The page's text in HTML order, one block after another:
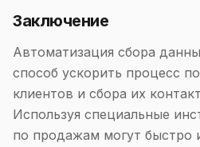
Заключение
Автоматизация сбора
способ ускорить процесс
клиентов и сбора их
Используя специальные
по продажам могут быстро